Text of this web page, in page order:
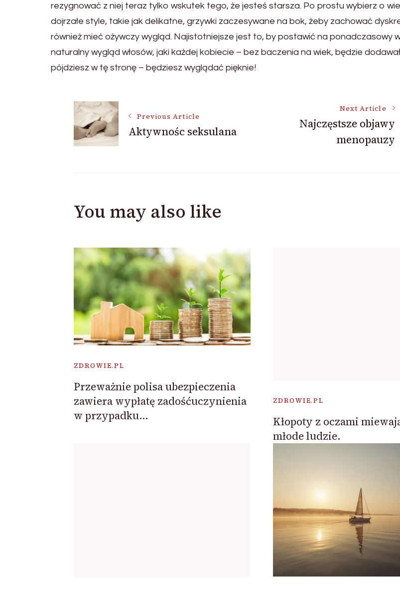
rezygnować z niej teraz tylko wskutek tego, że jesteś starsza. Po prostu wybierz o
dojrzałe style, takie jak delikatne, grzywki zaczesywane na bok, żeby zachować
również mieć ożywczy wygląd. Najistotniejsze jest to, by postawić na ponadczasowy
naturalny wygląd włosów, jaki każdej kobiecie – bez baczenia na wiek, będzie
pójdziesz w tę stronę – będziesz wyglądać pięknie!
Post
Navigation
Previous Article
Aktywnośc seksulana
Next Article
Najczęstsze objawy
menopauzy
You may also like
ZDROWIE.PL
Przeważnie polisa ubezpieczenia
zawiera wypłatę zadośćuczynienia
w przypadku…
ZDROWIE.PL
Kłopoty z oczami
młode ludzie.